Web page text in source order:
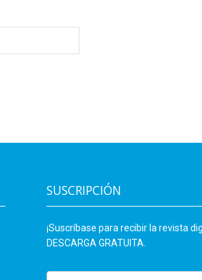
SUSCRIPCIÓN
¡Suscríbase para recibir la revista
DESCARGA GRATUITA.